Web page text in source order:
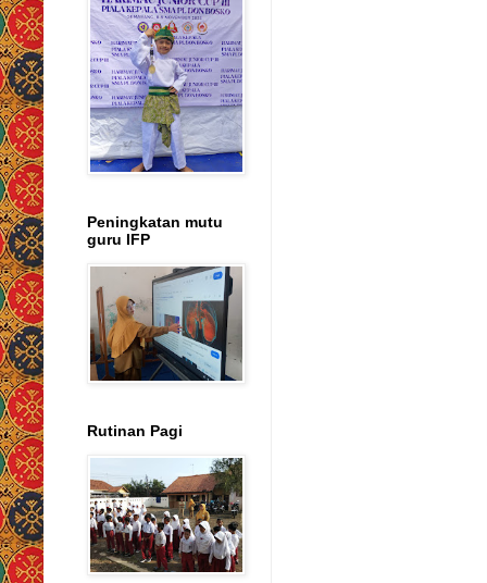
Peningkatan mutu
guru IFP
Rutinan Pagi